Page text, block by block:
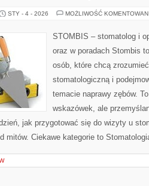
STY - 4 - 2026 MOŻLIWOŚĆ
STOMBIS – stomatolog i
oraz w poradach Stombis
osób, które chcą
stomatologiczną i
temacie naprawy zębów.
wskazówek, ale
jak przygotować się do wizyty u
mitów. Ciekawe kategorie to